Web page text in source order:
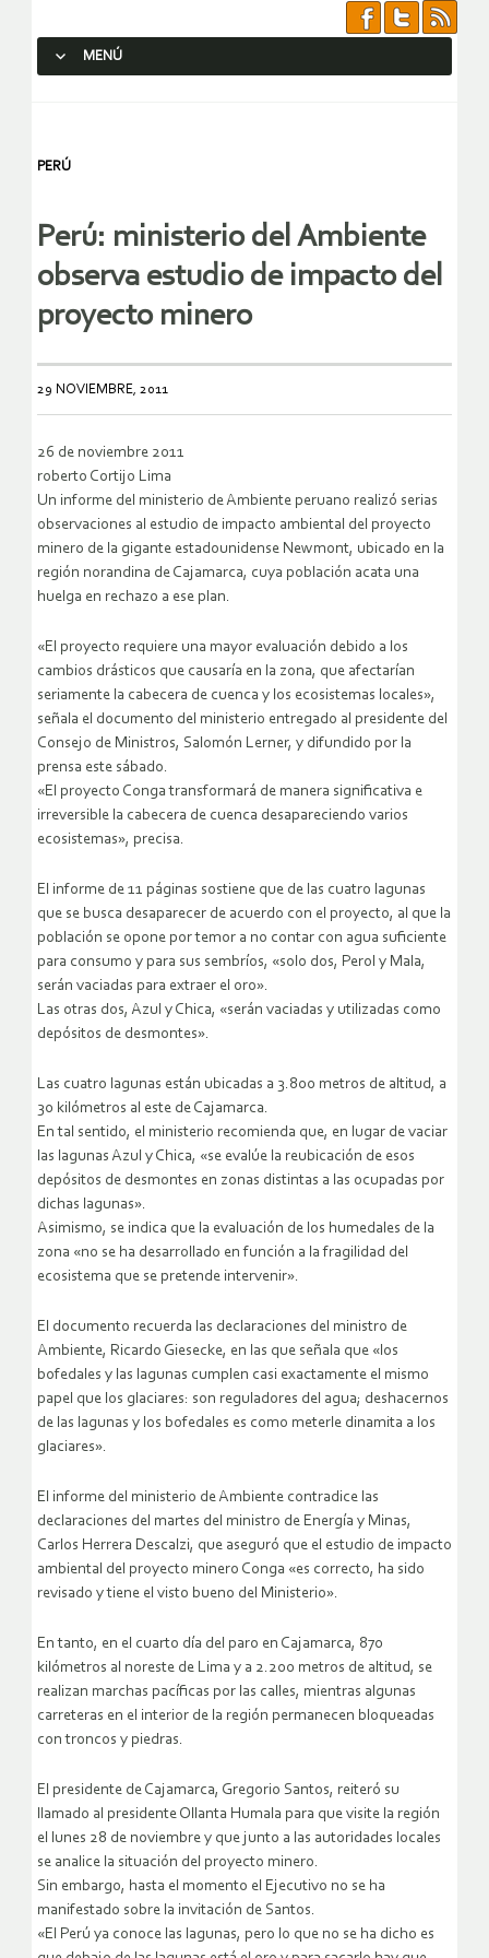
MENÚ
PERÚ
Perú: ministerio del Ambiente
observa estudio de impacto del
proyecto minero
29 NOVIEMBRE, 2011
26 de noviembre 2011
roberto Cortijo Lima
Un informe del ministerio de Ambiente peruano realizó serias
observaciones al estudio de impacto ambiental del proyecto
minero de la gigante estadounidense Newmont, ubicado en la
región norandina de Cajamarca, cuya población acata una
huelga en rechazo a ese plan.
«El proyecto requiere una mayor evaluación debido a los
cambios drásticos que causaría en la zona, que afectarían
seriamente la cabecera de cuenca y los ecosistemas locales»,
señala el documento del ministerio entregado al presidente del
Consejo de Ministros, Salomón Lerner, y difundido por la
prensa este sábado.
«El proyecto Conga transformará de manera significativa e
irreversible la cabecera de cuenca desapareciendo varios
ecosistemas», precisa.
El informe de 11 páginas sostiene que de las cuatro lagunas
que se busca desaparecer de acuerdo con el proyecto, al que la
población se opone por temor a no contar con agua suficiente
para consumo y para sus sembríos, «solo dos, Perol y Mala,
serán vaciadas para extraer el oro».
Las otras dos, Azul y Chica, «serán vaciadas y utilizadas como
depósitos de desmontes».
Las cuatro lagunas están ubicadas a 3.800 metros de altitud, a
30 kilómetros al este de Cajamarca.
En tal sentido, el ministerio recomienda que, en lugar de vaciar
las lagunas Azul y Chica, «se evalúe la reubicación de esos
depósitos de desmontes en zonas distintas a las ocupadas por
dichas lagunas».
Asimismo, se indica que la evaluación de los humedales de la
zona «no se ha desarrollado en función a la fragilidad del
ecosistema que se pretende intervenir».
El documento recuerda las declaraciones del ministro de
Ambiente, Ricardo Giesecke, en las que señala que «los
bofedales y las lagunas cumplen casi exactamente el mismo
papel que los glaciares: son reguladores del agua; deshacernos
de las lagunas y los bofedales es como meterle dinamita a los
glaciares».
El informe del ministerio de Ambiente contradice las
declaraciones del martes del ministro de Energía y Minas,
Carlos Herrera Descalzi, que aseguró que el estudio de impacto
ambiental del proyecto minero Conga «es correcto, ha sido
revisado y tiene el visto bueno del Ministerio».
En tanto, en el cuarto día del paro en Cajamarca, 870
kilómetros al noreste de Lima y a 2.200 metros de altitud, se
realizan marchas pacíficas por las calles, mientras algunas
carreteras en el interior de la región permanecen bloqueadas
con troncos y piedras.
El presidente de Cajamarca, Gregorio Santos, reiteró su
llamado al presidente Ollanta Humala para que visite la región
el lunes 28 de noviembre y que junto a las autoridades locales
se analice la situación del proyecto minero.
Sin embargo, hasta el momento el Ejecutivo no se ha
manifestado sobre la invitación de Santos.
«El Perú ya conoce las lagunas, pero lo que no se ha dicho es